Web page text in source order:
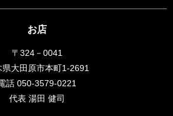
お店
〒324－0041
県大田原市本町1-2691
話 050-3579-0221
代表 湯田 健司